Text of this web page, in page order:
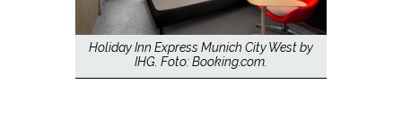
Holiday Inn Express Munich City West by
IHG. Foto: Booking.com.